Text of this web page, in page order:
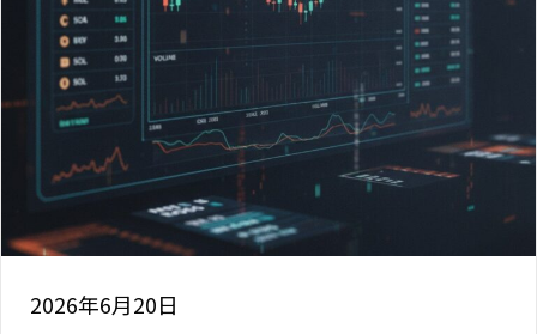
2026年6月20日